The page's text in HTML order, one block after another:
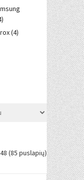
(4)
(85 puslapių)